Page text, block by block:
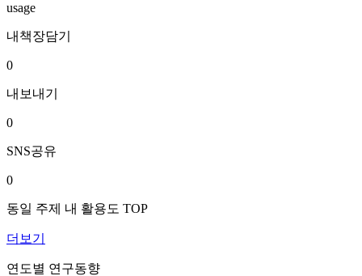
usage
내책장담기
0
내보내기
0
SNS공유
0
동일 주제 내 활용도 TOP
더보기
연도별 연구동향